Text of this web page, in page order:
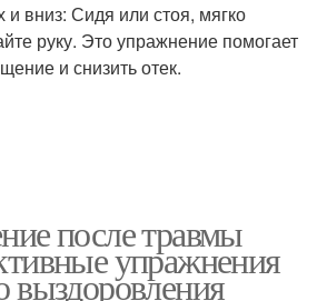
и вниз: Сидя или стоя, мягко
руку. Это упражнение помогает
и снизить отек.
после травмы
упражнения
выздоровления